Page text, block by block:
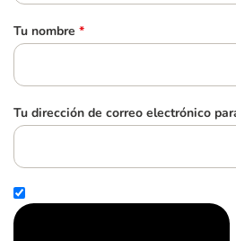
Tu nombre *
Tu dirección de correo electrónico